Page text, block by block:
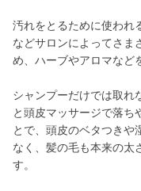
汚れをとるために使われ
などサロンによってさま
め、ハーブやアロマなど
シャンプーだけでは取れ
と頭皮マッサージで落ち
とで、頭皮のベタつきや
なく、髪の毛も本来の太
す。